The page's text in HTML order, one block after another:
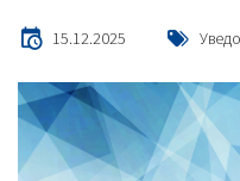
15.12.2025